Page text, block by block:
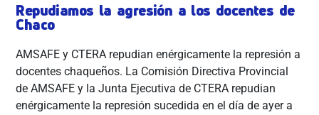
Repudiamos la agresión a los docentes de
Chaco
AMSAFE y CTERA repudian enérgicamente la represión a
docentes chaqueños. La Comisión Directiva Provincial
de AMSAFE y la Junta Ejecutiva de CTERA repudian
enérgicamente la represión sucedida en el día de ayer a